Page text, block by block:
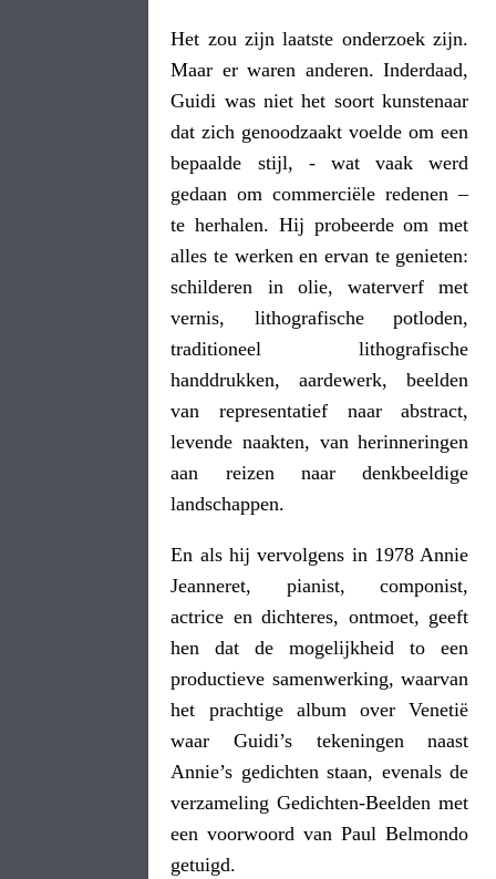
Het zou zijn laatste onderzoek zijn.
Maar er waren anderen. Inderdaad,
Guidi was niet het soort kunstenaar
dat zich genoodzaakt voelde om een
bepaalde stijl, - wat vaak werd
gedaan om commerciële redenen –
te herhalen. Hij probeerde om met
alles te werken en ervan te genieten:
schilderen in olie, waterverf met
vernis, lithografische potloden,
traditioneel lithografische
handdrukken, aardewerk, beelden
van representatief naar abstract,
levende naakten, van herinneringen
aan reizen naar denkbeeldige
landschappen.
En als hij vervolgens in 1978 Annie
Jeanneret, pianist, componist,
actrice en dichteres, ontmoet, geeft
hen dat de mogelijkheid to een
productieve samenwerking, waarvan
het prachtige album over Venetië
waar Guidi’s tekeningen naast
Annie’s gedichten staan, evenals de
verzameling Gedichten-Beelden met
een voorwoord van Paul Belmondo
getuigd.